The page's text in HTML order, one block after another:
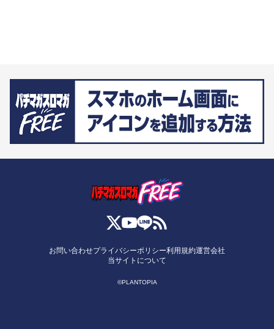
お問い合わせプライバシーポリシー利用規約運営会社
当サイトについて
©PLANTOPIA